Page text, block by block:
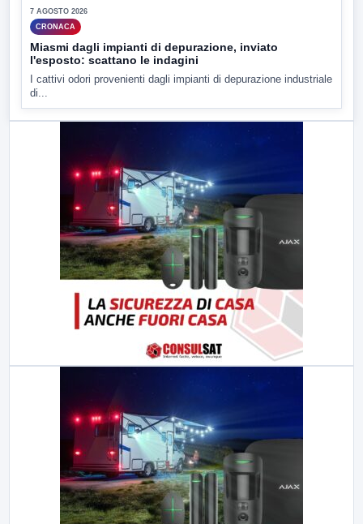
7 AGOSTO 2026
CRONACA
Miasmi dagli impianti di depurazione, inviato
l'esposto: scattano le indagini
I cattivi odori provenienti dagli impianti di depurazione industriale
di...